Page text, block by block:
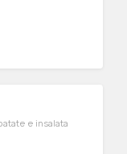
e insalata